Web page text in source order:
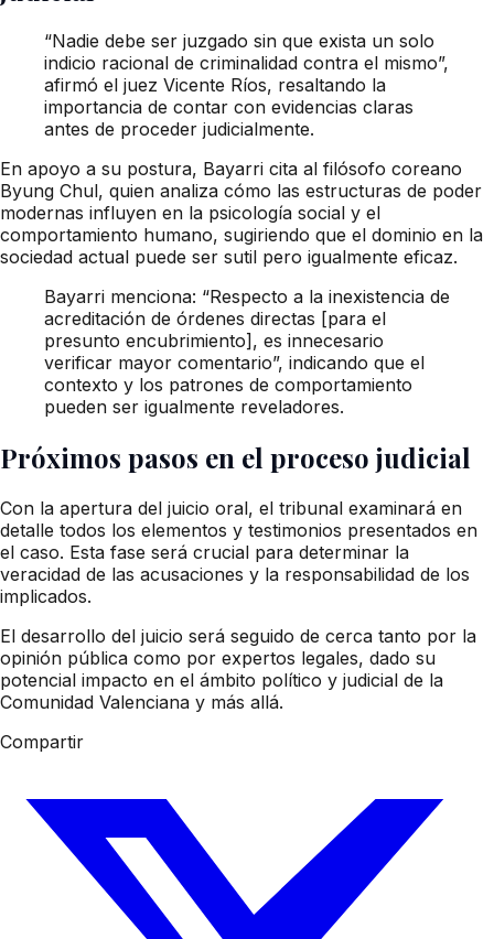
“Nadie debe ser juzgado sin que exista un solo
indicio racional de criminalidad contra el mismo”,
afirmó el juez Vicente Ríos, resaltando la
importancia de contar con evidencias claras
antes de proceder judicialmente.
En apoyo a su postura, Bayarri cita al filósofo coreano
Byung Chul, quien analiza cómo las estructuras de poder
modernas influyen en la psicología social y el
comportamiento humano, sugiriendo que el dominio en la
sociedad actual puede ser sutil pero igualmente eficaz.
Bayarri menciona: “Respecto a la inexistencia de
acreditación de órdenes directas [para el
presunto encubrimiento], es innecesario
verificar mayor comentario”, indicando que el
contexto y los patrones de comportamiento
pueden ser igualmente reveladores.
Próximos pasos en el proceso judicial
Con la apertura del juicio oral, el tribunal examinará en
detalle todos los elementos y testimonios presentados en
el caso. Esta fase será crucial para determinar la
veracidad de las acusaciones y la responsabilidad de los
implicados.
El desarrollo del juicio será seguido de cerca tanto por la
opinión pública como por expertos legales, dado su
potencial impacto en el ámbito político y judicial de la
Comunidad Valenciana y más allá.
Compartir